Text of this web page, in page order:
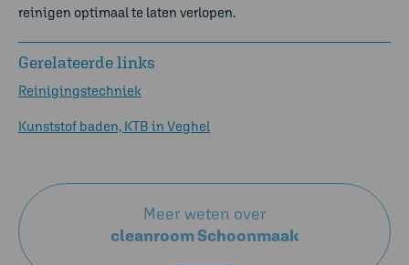
reinigen optimaal te laten verlopen.
Gerelateerde links
Reinigingstechniek
Kunststof baden, KTB in Veghel
Meer weten over
cleanroom Schoonmaak